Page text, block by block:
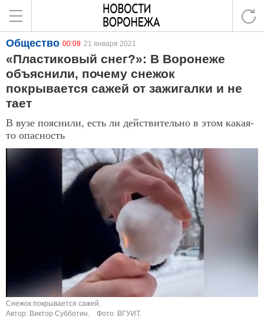
Общество 00:09 21 января 2021
«Пластиковый снег?»: В Воронеже
объяснили, почему снежок
покрывается сажей от зажигалки и не
тает
В вузе пояснили, есть ли действительно в этом какая-
то опасность
Снежок покрывается сажей.
Автор: Виктор Субботин.
Фото: ВГУИТ.